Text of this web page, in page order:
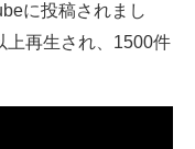
に投稿されまし
上再生され、1500件